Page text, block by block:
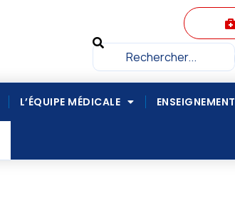
L’ÉQUIPE MÉDICALE ENSEIGNEMENT